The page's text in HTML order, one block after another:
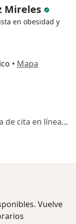
Mireles
en obesidad y
• Mapa
Este especialista no ofrece reserva de cita en línea en esta dirección.
Vuelve